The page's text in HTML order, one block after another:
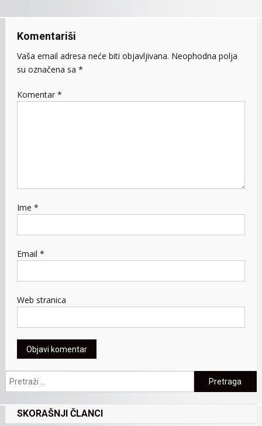
Komentariši
Vaša email adresa neće biti objavljivana. Neophodna polja
su označena sa *
Komentar *
Ime *
Email *
Web stranica
Pretraga:
SKORAŠNJI ČLANCI